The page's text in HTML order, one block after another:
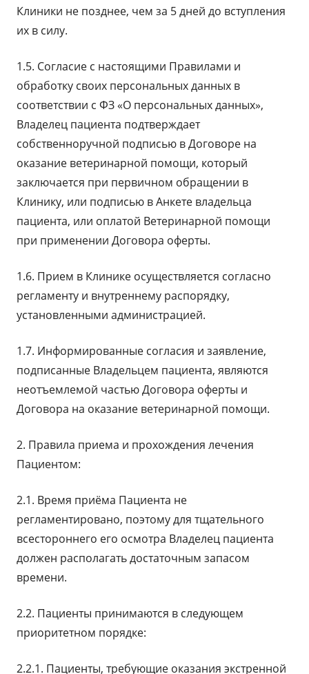
Клиники не позднее, чем за 5 дней до вступления
их в силу.
1.5. Согласие с настоящими Правилами и
обработку своих персональных данных в
соответствии с ФЗ «О персональных данных»,
Владелец пациента подтверждает
собственноручной подписью в Договоре на
оказание ветеринарной помощи, который
заключается при первичном обращении в
Клинику, или подписью в Анкете владельца
пациента, или оплатой Ветеринарной помощи
при применении Договора оферты.
1.6. Прием в Клинике осуществляется согласно
регламенту и внутреннему распорядку,
установленными администрацией.
1.7. Информированные согласия и заявление,
подписанные Владельцем пациента, являются
неотъемлемой частью Договора оферты и
Договора на оказание ветеринарной помощи.
2. Правила приема и прохождения лечения
Пациентом:
2.1. Время приёма Пациента не
регламентировано, поэтому для тщательного
всестороннего его осмотра Владелец пациента
должен располагать достаточным запасом
времени.
2.2. Пациенты принимаются в следующем
приоритетном порядке:
2.2.1. Пациенты, требующие оказания экстренной